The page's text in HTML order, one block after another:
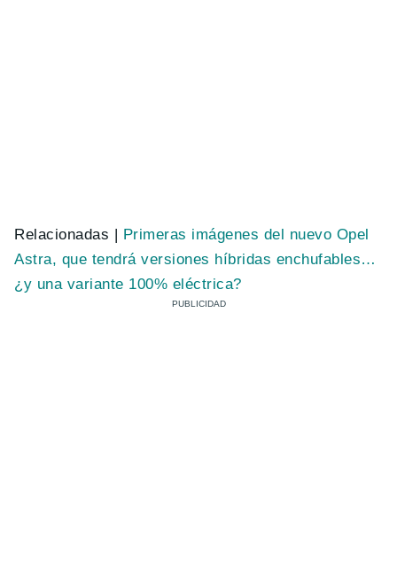
Relacionadas |
Primeras imágenes del nuevo Opel
Astra, que tendrá versiones híbridas enchufables…
¿y una variante 100% eléctrica?